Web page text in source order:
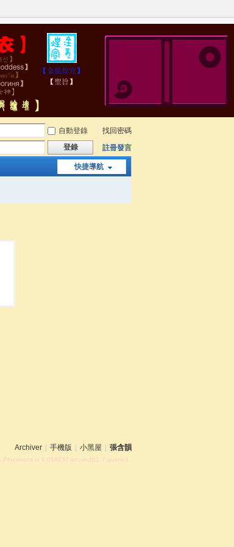
自動登錄
找回密碼
登錄 註冊發言
快捷導航
Archiver 手機版 小黑屋 張含韻
, Processed in 0.016237 second(s), 7 queries .